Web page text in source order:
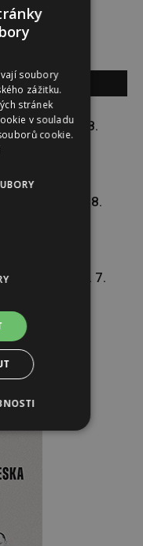
3. 8. – 9. 8.
27. 7. – 2. 8.
20. 7. – 26. 7.
soubory
zážitku.
stránek
v souladu
cookie.